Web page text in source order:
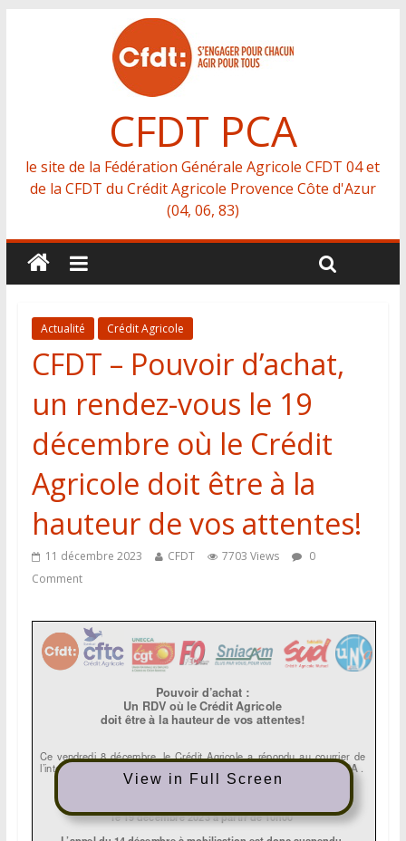
CFDT PCA
le site de la Fédération Générale Agricole CFDT 04 et
de la CFDT du Crédit Agricole Provence Côte d'Azur
(04, 06, 83)
Actualité Crédit Agricole
CFDT – Pouvoir d’achat,
un rendez-vous le 19
décembre où le Crédit
Agricole doit être à la
hauteur de vos attentes!
11 décembre 2023 CFDT 7703 Views
0
Comment
View in Full Screen